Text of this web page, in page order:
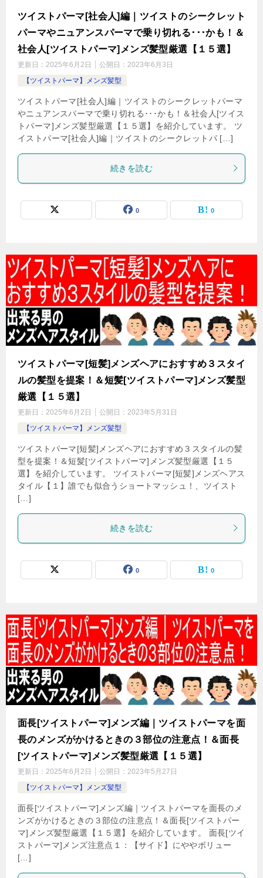
ツイストパーマ[社会人]編｜ツイストのシークレット
パーマやニュアンスパーマで乗り切れる･･･かも！＆
社会人[ツイストパーマ]メンズ髪型厳選【１５選】
更新日： 2025年6月2日 公開日： 2023年6月3日
【ツイストパーマ】メンズ髪型
ツイストパーマ[社会人]編｜ツイストのシークレットパーマ
やニュアンスパーマで乗り切れる･･･かも！＆社会人[ツイス
トパーマ]メンズ髪型厳選【１５選】を紹介しています。 ツ
イストパーマ[社会人]編｜ツイストのシークレットパ […]
続きを読む
0 0
ツイストパーマ[短髪]メンズヘアにおすすめ３スタイ
ルの髪型を提案！＆短髪[ツイストパーマ]メンズ髪型
厳選【１５選】
更新日： 2025年6月2日 公開日： 2023年5月31日
【ツイストパーマ】メンズ髪型
ツイストパーマ[短髪]メンズヘアにおすすめ３スタイルの髪
型を提案！＆短髪[ツイストパーマ]メンズ髪型厳選【１５
選】を紹介しています。 ツイストパーマ[短髪]メンズヘアス
タイル【１】誰でも似合うショートマッシュ！、ツイスト
[…]
続きを読む
0 0
面長[ツイストパーマ]メンズ編｜ツイストパーマを面
長のメンズがかけるときの３部位の注意点！＆面長
[ツイストパーマ]メンズ髪型厳選【１５選】
更新日： 2025年6月2日 公開日： 2023年5月27日
【ツイストパーマ】メンズ髪型
面長[ツイストパーマ]メンズ編｜ツイストパーマを面長のメ
ンズがかけるときの３部位の注意点！＆面長[ツイストパー
マ]メンズ髪型厳選【１５選】を紹介しています。 面長[ツイ
ストパーマ]メンズ注意点１：【サイド】にややボリュー
[…]